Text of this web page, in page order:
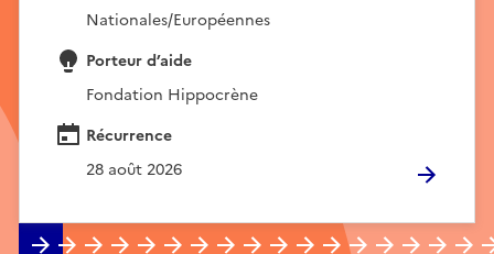
Nationales/Européennes
Porteur d’aide
Fondation Hippocrène
Récurrence
28 août 2026